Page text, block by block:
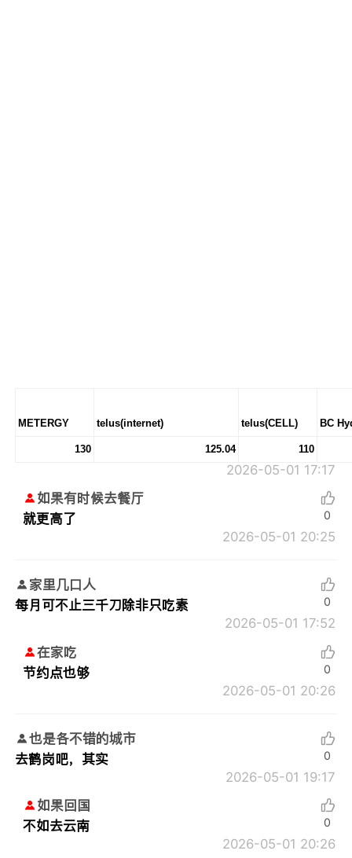
METERGY telus(internet) telus(CELL) BC
130 125.04 110
2026-05-01 17:17
如果有时候去餐厅
就更高了
2026-05-01 20:25
0
家里几口人
每月可不止三千刀除非只吃素
2026-05-01 17:52
0
在家吃
节约点也够
2026-05-01 20:26
0
也是各不错的城市
去鹤岗吧，其实
2026-05-01 19:17
0
如果回国
不如去云南
2026-05-01 20:26
0